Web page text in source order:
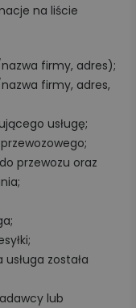
na liście
firmy, adres);
firmy, adres,
usługę;
przewozu oraz
została
lub